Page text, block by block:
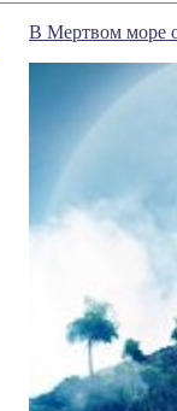
В Мертвом море